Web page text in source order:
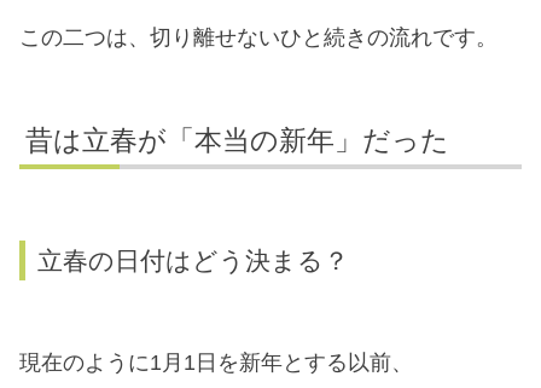
この二つは、切り離せないひと続きの流れです。
昔は立春が「本当の新年」だった
立春の日付はどう決まる？
現在のように1月1日を新年とする以前、